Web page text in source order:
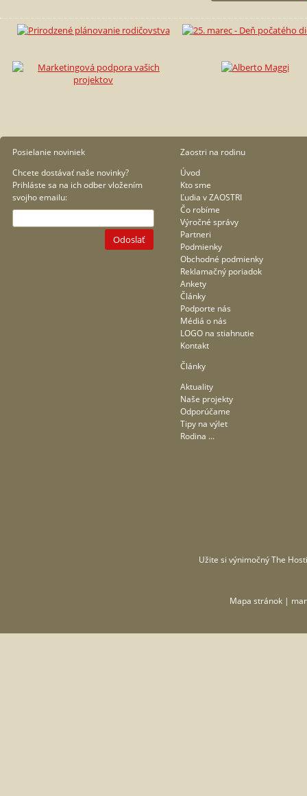
Posielanie noviniek
Chcete dostávať naše novinky?
Prihláste sa na ich odber vložením
svojho emailu:
Odoslať
Zaostri na rodinu
Úvod
Kto sme
Ľudia v ZAOSTRI
Čo robíme
Výročné správy
Partneri
Podmienky
Obchodné podmienky
Reklamačný poriadok
Ankety
Články
Podporte nás
Médiá o nás
LOGO na stiahnutie
Kontakt
Články
Aktuality
Naše projekty
Odporúčame
Tipy na výlet
Rodina ...
Užite si výnimočnýThe
Mapa stránok |